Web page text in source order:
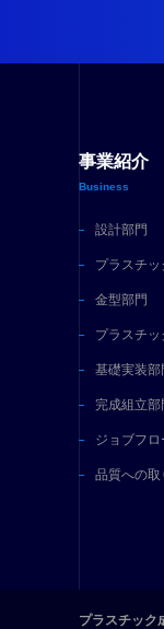
事業紹介
Business
設計部門
プラスチ
金型部門
プラスチ
基礎実装部
完成組立部
ジョブフロ
品質への
プラスチック